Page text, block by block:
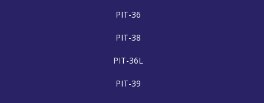
PIT-36
PIT-38
PIT-36L
PIT-39